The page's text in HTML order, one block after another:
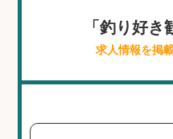
「釣り好
求人情報を掲